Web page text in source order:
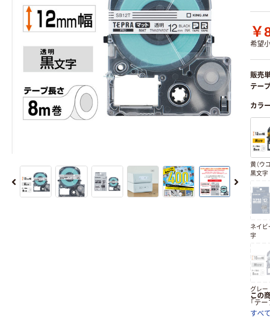
￥
希望
販売
テー
カラ
黄（ウ
黒文字
ネイビ
字
グレー
この
「テ
すべ